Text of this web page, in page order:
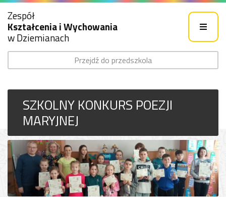
Zespół
Kształcenia i Wychowania
w Dziemianach
Przejdź do przedszkola
SZKOLNY KONKURS POEZJI
MARYJNEJ